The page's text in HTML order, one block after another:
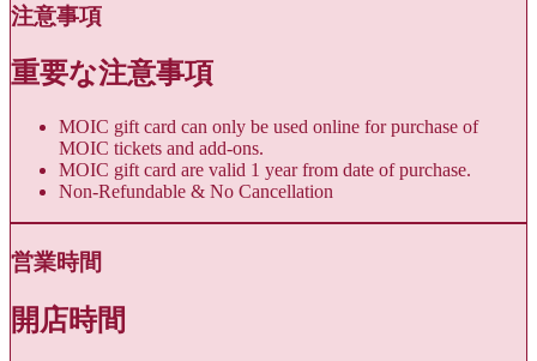
注意事項
重要な注意事項
MOIC gift card can only be used online for purchase of
MOIC tickets and add-ons.
MOIC gift card are valid 1 year from date of purchase.
Non-Refundable & No Cancellation
営業時間
開店時間